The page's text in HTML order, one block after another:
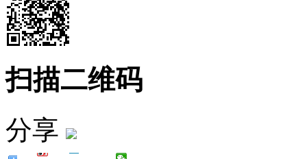
扫描二维码
分享